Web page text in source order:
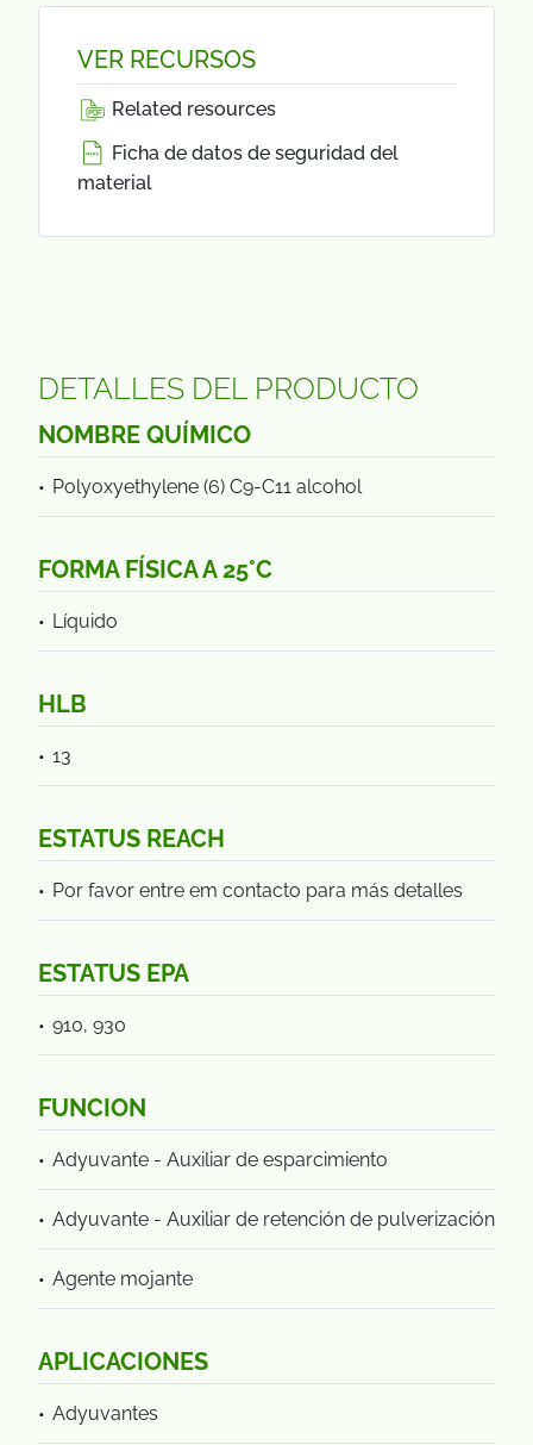
VER RECURSOS
Related resources
Ficha de datos de seguridad del
material
DETALLES DEL PRODUCTO
NOMBRE QUÍMICO
Polyoxyethylene (6) C9-C11 alcohol
FORMA FÍSICA A 25°C
Líquido
HLB
13
ESTATUS REACH
Por favor entre em contacto para más detalles
ESTATUS EPA
910, 930
FUNCION
Adyuvante - Auxiliar de esparcimiento
Adyuvante - Auxiliar de retención de pulverización
Agente mojante
APLICACIONES
Adyuvantes